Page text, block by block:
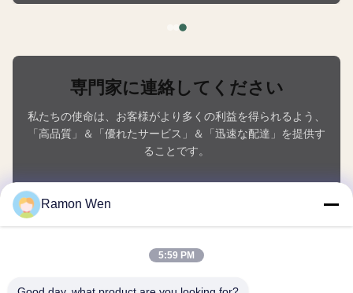
Choose from 50ml, 80ml, 100ml, or 120ml sizes to
専門家に連絡してください
私たちの使命は、お客様がより多くの利益を得られるよう、
「高品質」＆「優れたサービス」＆「迅速な配達」を提供す
ることです。
あなたの名前
Ramon Wen
5:59 PM